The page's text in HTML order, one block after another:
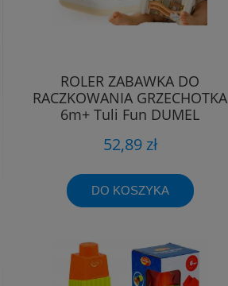
ROLER ZABAWKA DO
RACZKOWANIA GRZECHOTKA
6m+ Tuli Fun DUMEL
52,89 zł
DO KOSZYKA